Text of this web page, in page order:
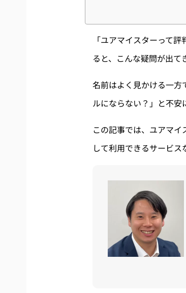
「ユアマイスターって
ると、こんな疑問が出て
名前はよく見かける一方
ルにならない？」と不安
この記事では、ユアマ
して利用できるサービス